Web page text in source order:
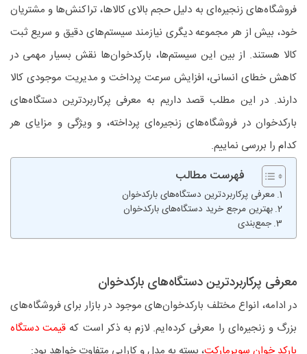
فروشگاه‌های زنجیره‌ای به دلیل حجم بالای کالاها، تراکنش‎‌ها و مشتریان
خود، بیش از هر مجموعه دیگری نیازمند سیستم‌های دقیق و سریع ثبت
کالا هستند. از بین این سیستم‌ها، بارکدخوان‌ها نقش بسیار مهمی در
کاهش خطای انسانی، افزایش سرعت پرداخت و مدیریت موجودی کالا
دارند. در این مطلب قصد داریم به معرفی پرکاربردترین دستگاه‌های
بارکدخوان در فروشگاه‌های زنجیره‌ای پرداخته، و ویژگی و مزایای هر
کدام را بررسی نماییم.
فهرست مطالب
معرفی پرکاربردترین دستگاه‌های بارکدخوان
بهترین مرجع خرید دستگاه‌های بارکدخوان
جمع‌بندی
معرفی پرکاربردترین دستگاه‌های بارکدخوان
در ادامه، انواع مختلف بارکدخوان‌های موجود در بازار برای فروشگاه‌های
بزرگ و زنجیره‌ای را معرفی کرده‌ایم. لازم به ذکر است که قیمت دستگاه